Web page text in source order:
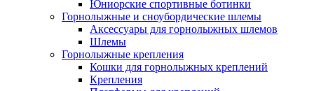
Юниорские спортивные ботинки
Горнолыжные и сноубордические шлемы
Аксессуары для горнолыжных шлемов
Шлемы
Горнолыжные крепления
Кошки для горнолыжных креплений
Крепления